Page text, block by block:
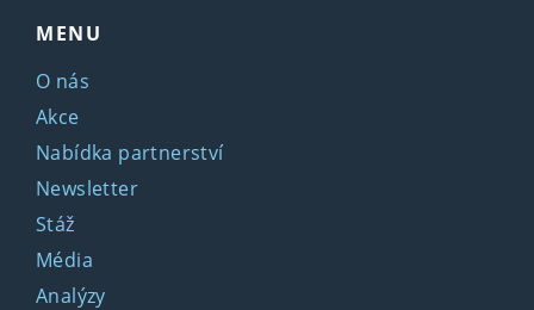
MENU
O nás
Akce
Nabídka partnerství
Newsletter
Stáž
Média
Analýzy